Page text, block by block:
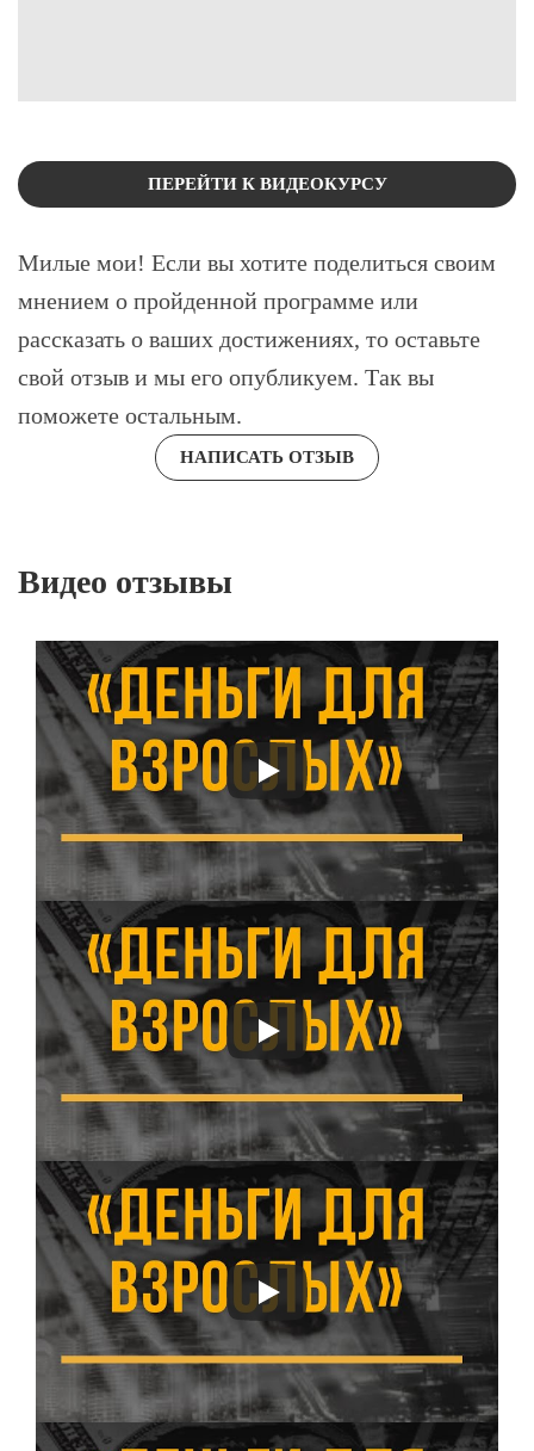
ПЕРЕЙТИ К ВИДЕОКУРСУ
Милые мои! Если вы хотите поделиться своим
мнением о пройденной программе или
рассказать о ваших достижениях, то оставьте
свой отзыв и мы его опубликуем. Так вы
поможете остальным.
НАПИСАТЬ ОТЗЫВ
Видео отзывы